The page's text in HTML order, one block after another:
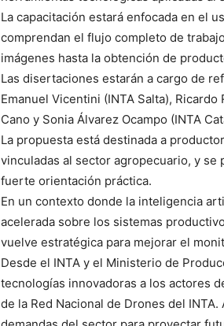
La capacitación estará enfocada en el
comprendan el flujo completo de
imágenes hasta la obtención de
Las disertaciones estarán a cargo de
Emanuel Vicentini (INTA Salta),
Cano y Sonia Álvarez Ocampo (INTA
La propuesta está destinada a
vinculadas al sector agropecuario, y
fuerte orientación práctica.
En un contexto donde la inteligencia
acelerada sobre los sistemas
vuelve estratégica para mejorar el
Desde el INTA y el Ministerio de
tecnologías innovadoras a los actores
de la Red Nacional de Drones del